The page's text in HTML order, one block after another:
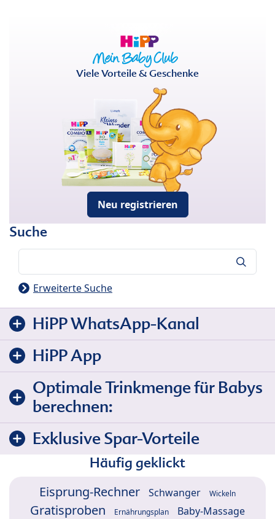
Viele Vorteile & Geschenke
Neu registrieren
Suche
Erweiterte Suche
HiPP WhatsApp-Kanal
HiPP App
Optimale Trinkmenge für Babys
berechnen:
Exklusive Spar-Vorteile
Häufig geklickt
Eisprung-Rechner Schwanger Wickeln
Gratisproben Ernährungsplan Baby-Massage